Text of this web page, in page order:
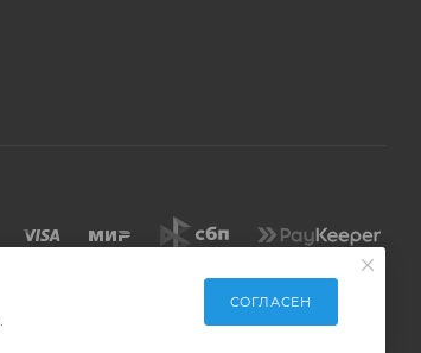
СОГЛАСЕН